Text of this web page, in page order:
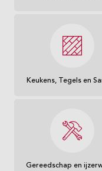
Keukens, Tegels en
Gereedschap en